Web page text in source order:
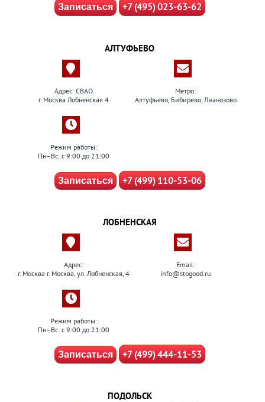
Записаться +7 (495) 023-63-62
АЛТУФЬЕВО
Адрес: СВАО
г. Москва Лобненская 4
Метро:
Алтуфьево, Бибирево, Лианозово
Режим работы:
Пн–Вс: с 9:00 до 21:00
Записаться +7 (499) 110-53-06
ЛОБНЕНСКАЯ
Адрес:
г. Москва г. Москва, ул. Лобненская, 4
Email:
info@stogood.ru
Режим работы:
Пн–Вс: с 9:00 до 21:00
Записаться +7 (499) 444-11-53
ПОДОЛЬСК